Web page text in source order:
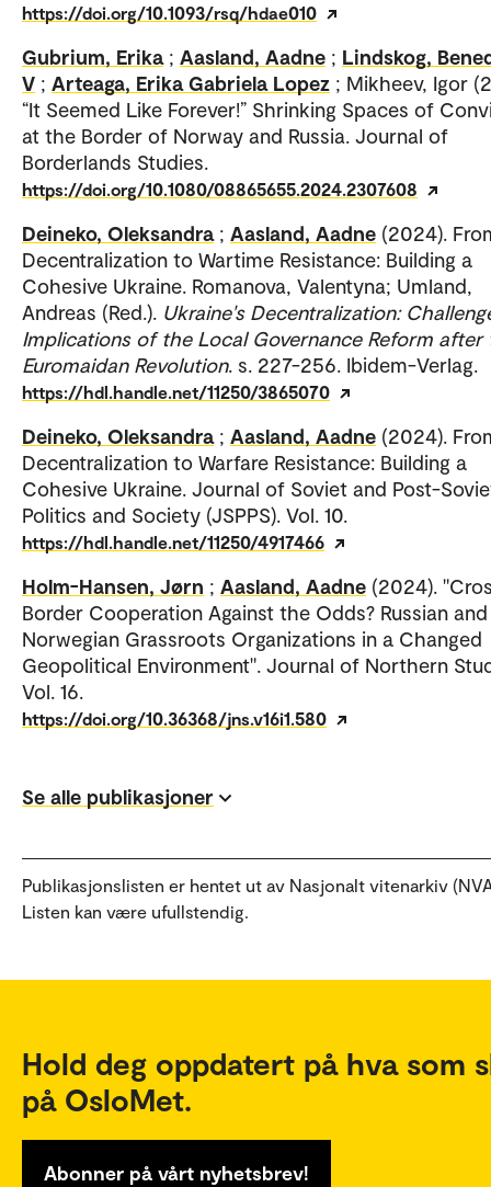
https://doi.org/10.1093/rsq/hdae010
Gubrium, Erika ; Aasland, Aadne ; Lindskog,
V ; Arteaga, Erika Gabriela Lopez ; Mikheev, Igor
“It Seemed Like Forever!” Shrinking Spaces of
at the Border of Norway and Russia. Journal of
Borderlands Studies.
https://doi.org/10.1080/08865655.2024.2307608
Deineko, Oleksandra ; Aasland, Aadne (2024).
Decentralization to Wartime Resistance: Building a
Cohesive Ukraine. Romanova, Valentyna; Umland,
Andreas (Red.). Ukraine's Decentralization:
Implications of the Local Governance Reform after
Euromaidan Revolution. s. 227-256. Ibidem-Verlag.
https://hdl.handle.net/11250/3865070
Deineko, Oleksandra ; Aasland, Aadne (2024).
Decentralization to Warfare Resistance: Building a
Cohesive Ukraine. Journal of Soviet and Post-
Politics and Society (JSPPS). Vol. 10.
https://hdl.handle.net/11250/4917466
Holm-Hansen, Jørn ; Aasland, Aadne (2024).
Border Cooperation Against the Odds? Russian and
Norwegian Grassroots Organizations in a Changed
Geopolitical Environment". Journal of Northern
Vol. 16.
https://doi.org/10.36368/jns.v16i1.580
Se alle publikasjoner
Publikasjonslisten er hentet ut av Nasjonalt vitenarkiv
Listen kan være ufullstendig.
Hold deg oppdatert på hva som
på OsloMet.
Abonner på vårt nyhetsbrev!